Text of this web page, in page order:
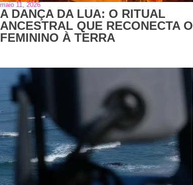
maio 11, 2026
A DANÇA DA LUA: O RITUAL
ANCESTRAL QUE RECONECTA O
FEMININO À TERRA